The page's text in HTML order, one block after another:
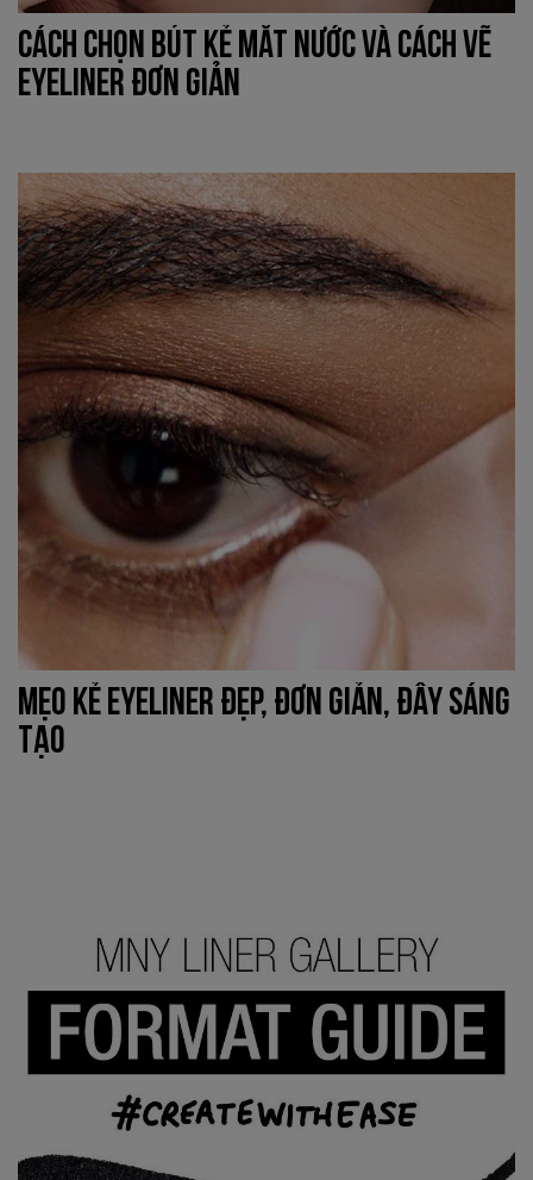
CÁCH CHỌN BÚT KẺ MẮT NƯỚC VÀ CÁCH VẼ
EYELINER ĐƠN GIẢN
MẸO KẺ EYELINER ĐẸP, ĐƠN GIẢN, ĐẦY SÁNG
TẠO